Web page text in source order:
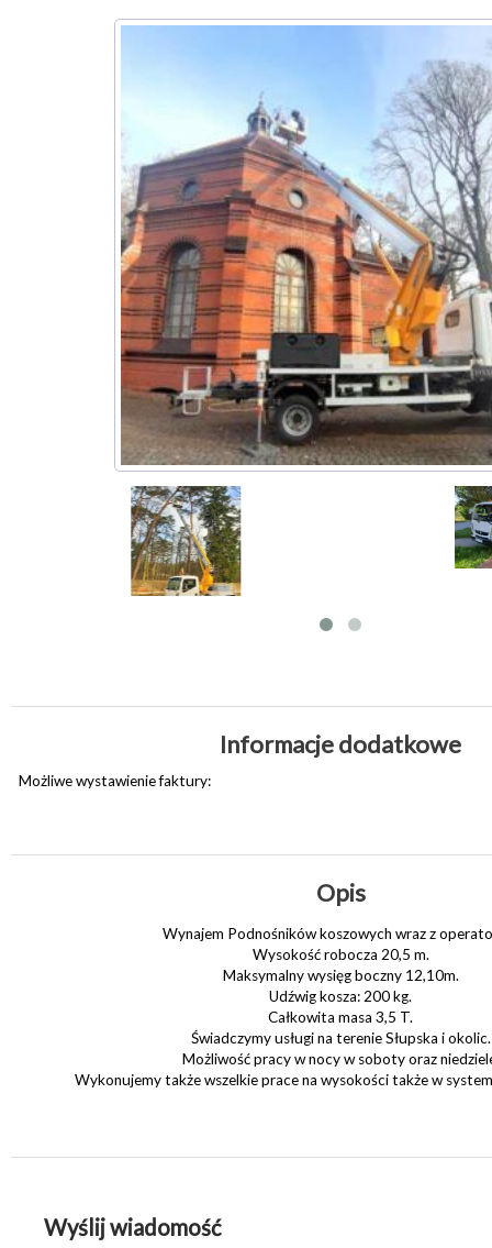
Informacje dodatkowe
Możliwe wystawienie faktury:
Opis
Wynajem Podnośników koszowych wraz z
Wysokość robocza 20,5 m.
Maksymalny wysięg boczny 12,10m.
Udźwig kosza: 200 kg.
Całkowita masa 3,5 T.
Świadczymy usługi na terenie Słupska i okolic.
Możliwość pracy w nocy w soboty oraz
Wykonujemy także wszelkie prace na wysokości także w
Wyślij wiadomość